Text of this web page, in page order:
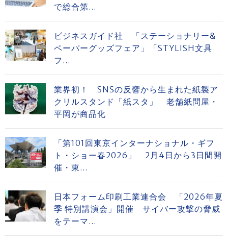
で総合第...
ビジネスガイド社 「ステーショナリー&
ペーパーグッズフェア」「STYLISH文具
フ...
業界初！ SNSの反響から生まれた紙製ア
クリルスタンド「紙スタ」 老舗紙問屋・
平岡が商品化
「第101回東京インターナショナル・ギフ
ト・ショー春2026」 2月4日から3日間開
催・東...
日本フォーム印刷工業連合会 「2026年夏
季 特別講演会」開催 サイバー攻撃の脅威
をテーマ...